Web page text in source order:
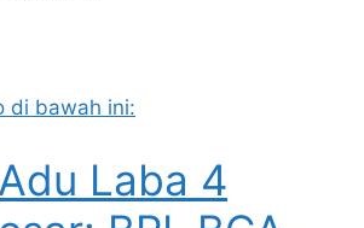
di bawah ini:
Laba 4